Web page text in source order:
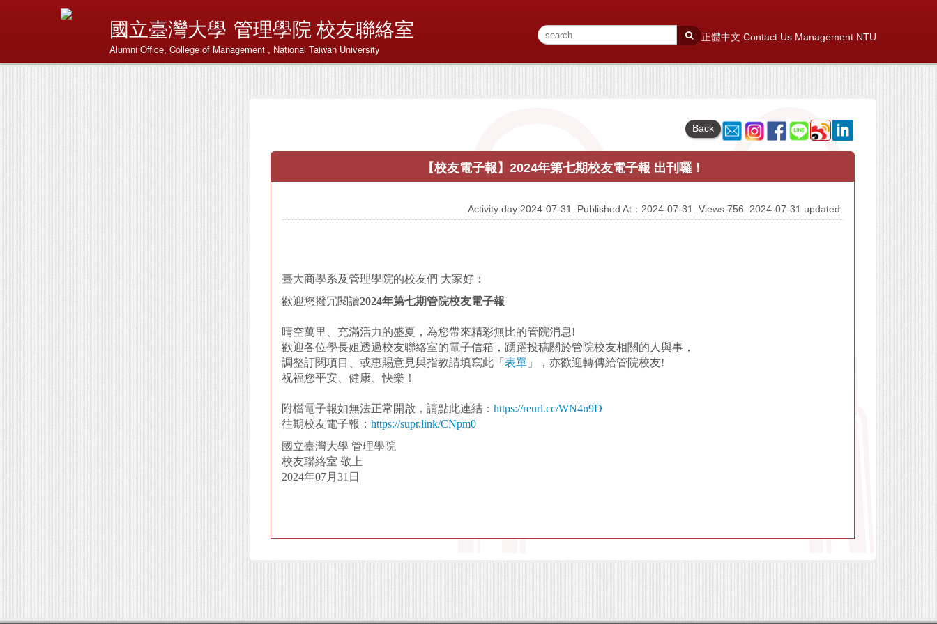
國立臺灣大學 管理學院 校友聯絡室
Alumni Office, College of Management , National Taiwan University
正體中文 Contact Us Management NTU
Back
【校友電子報】2024年第七期校友電子報 出刊囉！
Activity day:2024-07-31 Published At：2024-07-31 Views:756 2024-07-31 updated
臺大商學系及管理學院的校友們 大家好：
歡迎您撥冗閱讀2024年第七期管院校友電子報
晴空萬里、充滿活力的盛夏，為您帶來精彩無比的管院消息!
歡迎各位學長姐透過校友聯絡室的電子信箱，踴躍投稿關於管院校友相關的人與事，
調整訂閱項目、或惠賜意見與指教請填寫此「 表單 」，亦歡迎轉傳給管院校友!
祝福您平安、健康、快樂！
附檔電子報如無法正常開啟，請點此連結： https://reurl.cc/WN4n9D
往期校友電子報： https://supr.link/CNpm0
國立臺灣大學 管理學院
校友聯絡室 敬上
2024年07月31日